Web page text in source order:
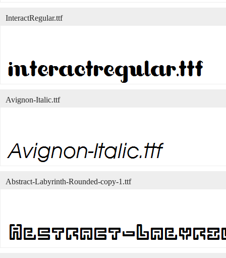
InteractRegular.ttf
Avignon-Italic.ttf
Abstract-Labyrinth-Rounded-copy-1.ttf